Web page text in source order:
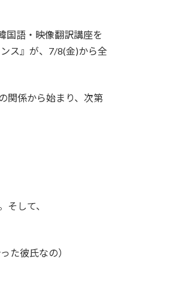
国語・映像翻訳講座を
ス』が、7/8(金)から全
関係から始まり、次第
して、
た彼氏なの）